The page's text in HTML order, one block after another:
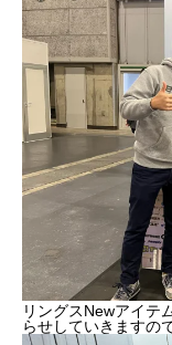
リングスNewアイテ
らせしていきますの